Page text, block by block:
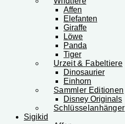
Affen
Elefanten
Giraffe
Löwe
Panda
Tiger
Urzeit & Fabeltiere
Dinosaurier
Einhorn
Sammler Editionen
Disney Originals
Schlüsselanhänger
Sigikid